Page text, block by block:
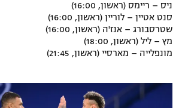
הצטרפות לחבילת הערוצים
לוח דרושים – ג'ובנט
המגזין
ניס – ריימס (ראשון, 16:00)
סנט אטיין – לוריין (ראשון, 16:00)
שטרסבורג – אנז'ה (ראשון, 16:00)
מץ – ליל (ראשון, 18:00)
מונפלייה – מארסיי (ראשון, 21:45)